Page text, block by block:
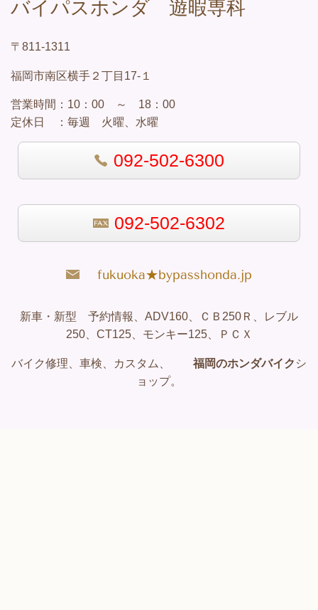
バイパスホンダ 遊暇専科
〒811-1311
福岡市南区横手２丁目17-１
営業時間： 10：00 ～ 18：00
定休日 ： 毎週 火曜、水曜
092-502-6300
092-502-6302
fukuoka★bypasshonda.jp
新車・新型 予約情報、ADV160、ＣＢ250Ｒ、レブル
250、CT125、モンキー125、ＰＣＸ
バイク修理、車検、カスタム、 福岡のホンダバイク シ
ョップ。